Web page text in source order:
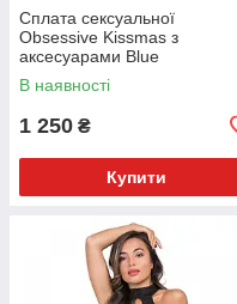
Сплата сексуальної
Obsessive Kissmas з
аксесуарами Blue
В наявності
1 250 ₴
Купити